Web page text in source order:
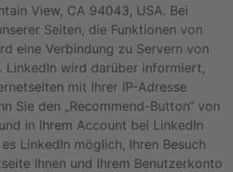
View, CA 94043, USA. Bei
Seiten, die Funktionen von
eine Verbindung zu Servern von
LinkedIn wird darüber informiert,
mit Ihrer IP-Adresse
Sie den „Recommend-Button“ von
in Ihrem Account bei LinkedIn
LinkedIn möglich, Ihren Besuch
Ihnen und Ihrem Benutzerkonto